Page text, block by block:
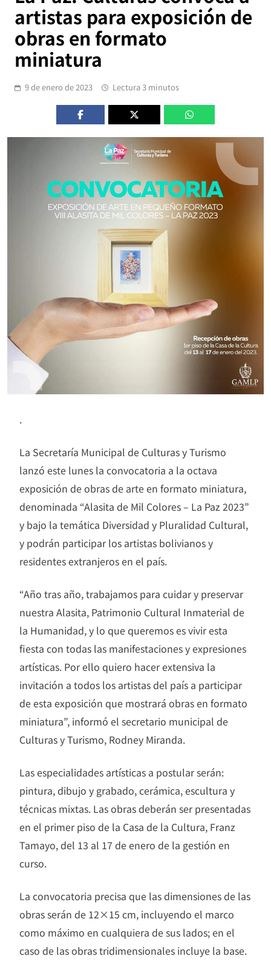
artistas para exposición de
obras en formato
miniatura
9 de enero de 2023 Lectura 3 minutos
.
La Secretaría Municipal de Culturas y Turismo
lanzó este lunes la convocatoria a la octava
exposición de obras de arte en formato miniatura,
denominada “Alasita de Mil Colores – La Paz 2023”
y bajo la temática Diversidad y Pluralidad Cultural,
y podrán participar los artistas bolivianos y
residentes extranjeros en el país.
“Año tras año, trabajamos para cuidar y preservar
nuestra Alasita, Patrimonio Cultural Inmaterial de
la Humanidad, y lo que queremos es vivir esta
fiesta con todas las manifestaciones y expresiones
artísticas. Por ello quiero hacer extensiva la
invitación a todos los artistas del país a participar
de esta exposición que mostrará obras en formato
miniatura”, informó el secretario municipal de
Culturas y Turismo, Rodney Miranda.
Las especialidades artísticas a postular serán:
pintura, dibujo y grabado, cerámica, escultura y
técnicas mixtas. Las obras deberán ser presentadas
en el primer piso de la Casa de la Cultura, Franz
Tamayo, del 13 al 17 de enero de la gestión en
curso.
La convocatoria precisa que las dimensiones de las
obras serán de 12×15 cm, incluyendo el marco
como máximo en cualquiera de sus lados; en el
caso de las obras tridimensionales incluye la base.